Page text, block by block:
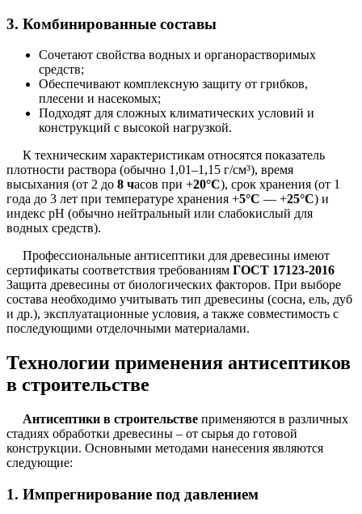
3. Комбинированные составы
Сочетают свойства водных и органорастворимых
средств;
Обеспечивают комплексную защиту от грибков,
плесени и насекомых;
Подходят для сложных климатических условий и
конструкций с высокой нагрузкой.
К техническим характеристикам относятся показатель
плотности раствора (обычно 1,01–1,15 г/см³), время
высыхания (от 2 до 8 часов при +20°C), срок хранения (от 1
года до 3 лет при температуре хранения +5°C — +25°C) и
индекс рН (обычно нейтральный или слабокислый для
водных средств).
Профессиональные антисептики для древесины имеют
сертификаты соответствия требованиям ГОСТ 17123-2016
Защита древесины от биологических факторов. При выборе
состава необходимо учитывать тип древесины (сосна, ель, дуб
и др.), эксплуатационные условия, а также совместимость с
последующими отделочными материалами.
Технологии применения антисептиков
в строительстве
Антисептики в строительстве применяются в различных
стадиях обработки древесины – от сырья до готовой
конструкции. Основными методами нанесения являются
следующие:
1. Импрегнирование под давлением